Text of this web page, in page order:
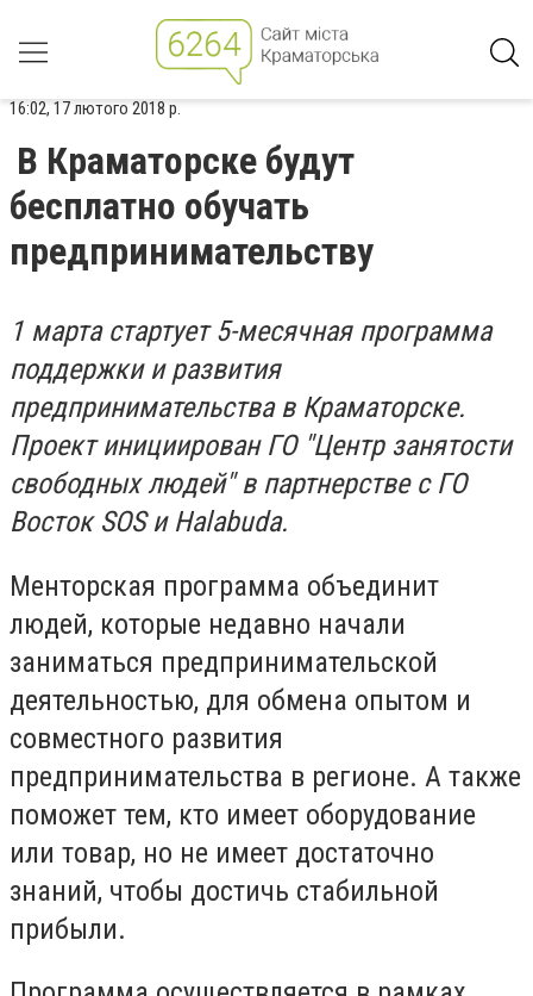
16:02, 17 лютого 2018 р.
В Краматорске будут
бесплатно обучать
предпринимательству
1 марта стартует 5-месячная программа
поддержки и развития
предпринимательства в Краматорске.
Проект инициирован ГО "Центр занятости
свободных людей" в партнерстве с ГО
Восток SOS и Halabuda.
Менторская программа объединит
людей, которые недавно начали
заниматься предпринимательской
деятельностью, для обмена опытом и
совместного развития
предпринимательства в регионе. А также
поможет тем, кто имеет оборудование
или товар, но не имеет достаточно
знаний, чтобы достичь стабильной
прибыли.